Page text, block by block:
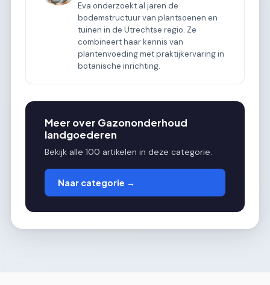
Eva onderzoekt al jaren de
bodemstructuur van plantsoenen en
tuinen in de Utrechtse regio. Ze
combineert haar kennis van
plantenvoeding met praktijkervaring in
botanische inrichting.
Meer over Gazononderhoud
landgoederen
Bekijk alle 100 artikelen in deze categorie.
Naar categorie →